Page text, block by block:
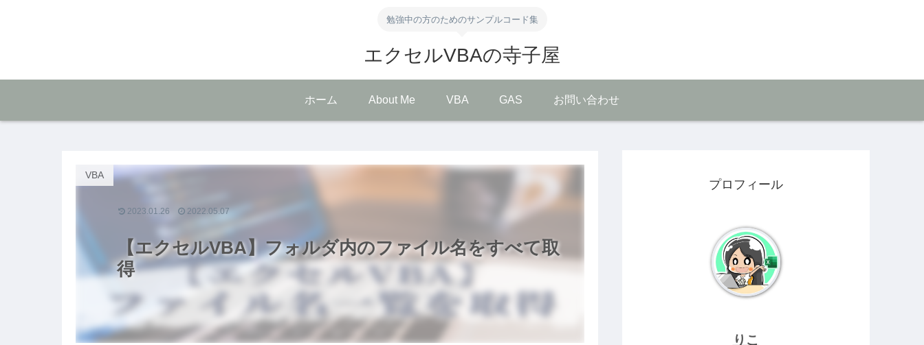
勉強中の方のためのサンプルコード集
エクセルVBAの寺子屋
ホーム About Me VBA GAS お問い合わせ
【エクセルVBA】フォルダ内のファイル名をすべて取
得
VBA
2023.01.26 2022.05.07
プロフィール
りこ